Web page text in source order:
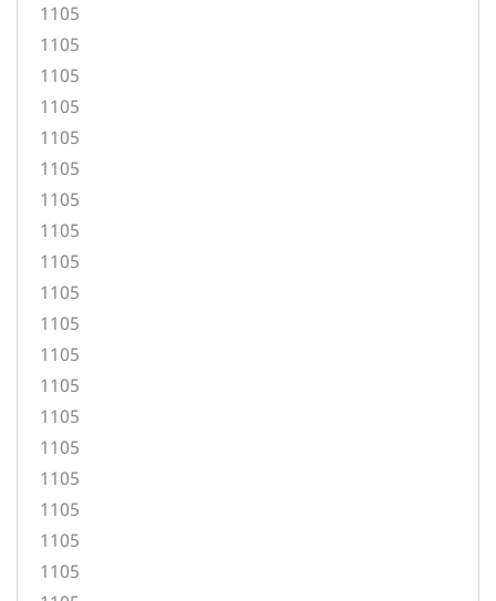
1105
1105
1105
1105
1105
1105
1105
1105
1105
1105
1105
1105
1105
1105
1105
1105
1105
1105
1105